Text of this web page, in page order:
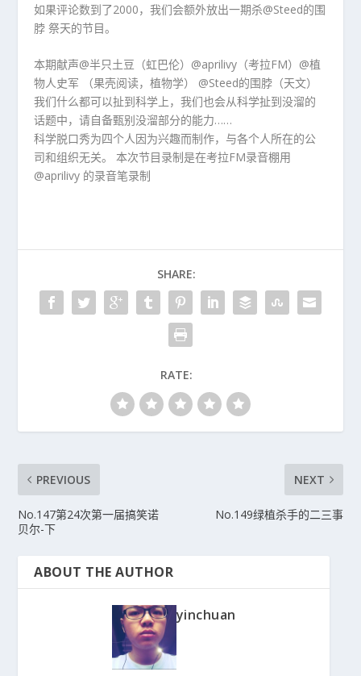
如果评论数到了2000，我们会额外放出一期杀@Steed的围
脖 祭天的节目。
本期献声@半只土豆（虹巴伦）@aprilivy（考拉FM）@植
物人史军 （果壳阅读，植物学） @Steed的围脖（天文）
我们什么都可以扯到科学上，我们也会从科学扯到没溜的
话题中，请自备甄别没溜部分的能力……
科学脱口秀为四个人因为兴趣而制作，与各个人所在的公
司和组织无关。 本次节目录制是在考拉FM录音棚用
@aprilivy 的录音笔录制
SHARE:
RATE:
PREVIOUS
No.147第24次第一届搞笑诺
贝尔-下
NEXT
No.149绿植杀手的二三事
ABOUT THE AUTHOR
yinchuan